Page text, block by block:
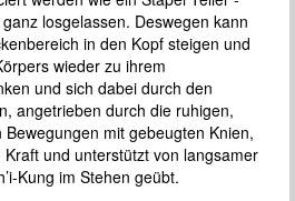
losgelassen. Deswegen kann
in den Kopf steigen und
wieder zu ihrem
und sich dabei durch den
angetrieben durch die ruhigen,
mit gebeugten Knien,
und unterstützt von langsamer
Kung im Stehen geübt.